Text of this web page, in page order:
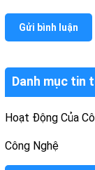
Danh mục tin
Hoạt Động Của
Công Nghệ
Gửi bình luận